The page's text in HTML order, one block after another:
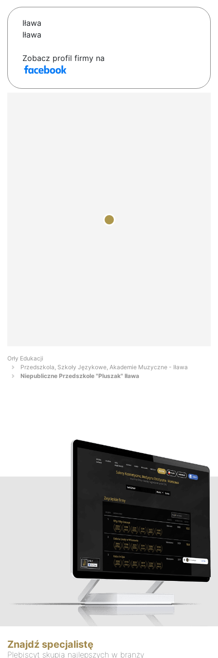
Iława
Iława
Zobacz profil firmy na
Orły Edukacji
Przedszkola, Szkoły Językowe, Akademie Muzyczne - Iława
Niepubliczne Przedszkole "Pluszak" Iława
Znajdź specjalistę
Plebiscyt skupia najlepszych w branży